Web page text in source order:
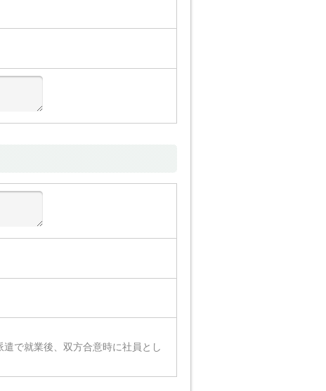
で就業後、双方合意時に社員とし